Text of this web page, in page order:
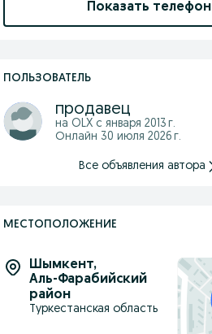
Показать телефон
ПОЛЬЗОВАТЕЛЬ
продавец
на OLX с января 2013 г.
Онлайн 30 июля 2026 г.
Все объявления автора
МЕСТОПОЛОЖЕНИЕ
Шымкент,
Аль-Фарабийский
район
Туркестанская область